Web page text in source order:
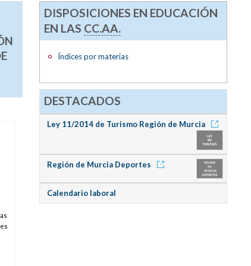
DISPOSICIONES EN EDUCACIÓN
EN LAS CC.AA.
Índices por materias
DESTACADOS
Ley 11/2014 de Turismo Región de Murcia
Región de Murcia Deportes
Calendario laboral